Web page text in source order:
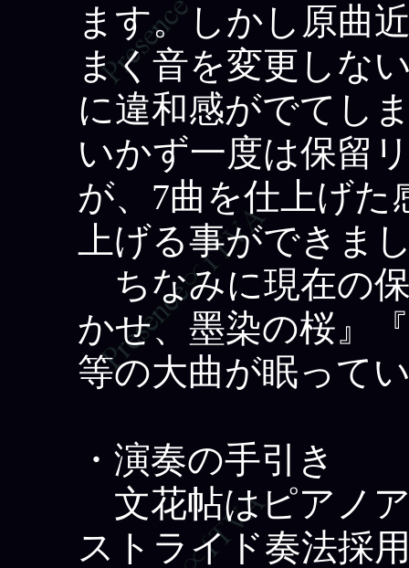
ます。しかし原曲
まく音を変更しな
に違和感がでてし
いかず一度は保留
が、7曲を仕上げ
上げる事ができま
ちなみに現在の
かせ、墨染の桜』
等の大曲が眠って
・演奏の手引き
文花帖はピアノ
ストライド奏法採